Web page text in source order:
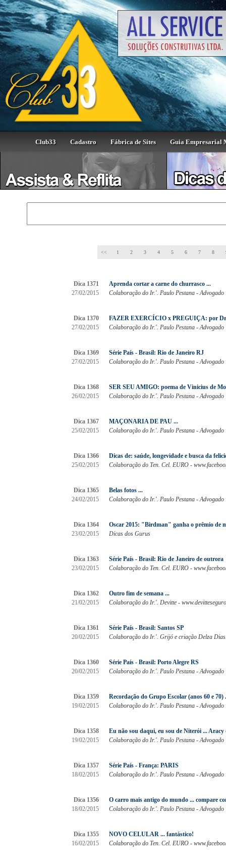
Club33 Cadastro Fábrica de Sites Guia Empresarial
<< 1 2 3 4 5 6 7 8
Dica 1371
27/02/2015
Aprenda cortar a carne do churrasco ...
Colaboração do Ir.'. Paulo Pestana - Advogado
Dica 1370
27/02/2015
FAZER EXERCÍCIO x PREGUIÇA: por
Colaboração do Ir.'. Paulo Pestana - Advogado
Dica 1369
27/02/2015
Série País - Brasil: Rio de Janeiro RJ
Colaboração do Ir.'. Paulo Pestana - Advogado
Dica 1368
26/02/2015
SER SEU AMIGO: poema de Vinicius de
Colaboração do Ir.'. Paulo Pestana - Advogado
Dica 1367
25/02/2015
MAÇONARIA DE PAU ...
Colaboração do Ir.'. Paulo Pestana - Advogado
Dica 1366
25/02/2015
Dicas de: saúde, longevidade e busca da
Colaboração do Ten. Cel. EURO -
Dica 1365
24/02/2015
Belas fotos ...
Colaboração do Ir.'. Paulo Pestana - Advogado
Dica 1364
23/02/2015
Oscar 2015: "Birdman" ganha o prêmio de
Dicas dos Gurus
Dica 1363
23/02/2015
Série País - Brasil: Rio de Janeiro de outrora
Colaboração do Ten. Cel. EURO -
Dica 1362
21/02/2015
Outro fim de semana ...
Colaboração do Ir.'. Devitte -
Dica 1361
20/02/2015
Série País - Brasil: Santos SP
Colaboração do Ir.'. Grijó e criação Delza
Dica 1360
20/02/2015
Série País - Brasil: Porto Alegre RS
Colaboração do Ir.'. Paulo Pestana - Advogado
Dica 1359
19/02/2015
Recordação do Grupo Escolar (anos 60 e
Colaboração do Ir.'. Paulo Pestana - Advogado
Dica 1358
19/02/2015
Eu não sou daqui, eu sou de Niterói ...
Colaboração do Ir.'. Paulo Pestana - Advogado
Dica 1357
18/02/2015
Série País - França: PARIS
Colaboração do Ir.'. Paulo Pestana - Advogado
Dica 1356
18/02/2015
O carro mais antigo do mundo ... compare
Colaboração do Ir.'. Paulo Pestana - Advogado
Dica 1355
16/02/2015
NOVO CELULAR ... fantástico!
Colaboração do Ten. Cel. EURO -